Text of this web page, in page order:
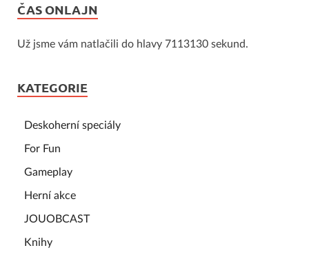
ČAS ONLAJN
Už jsme vám natlačili do hlavy 7113130 sekund.
KATEGORIE
Deskoherní speciály
For Fun
Gameplay
Herní akce
JOUOBCAST
Knihy